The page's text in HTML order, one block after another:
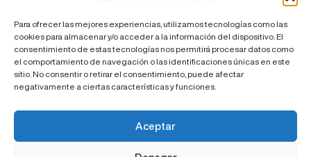
Para ofrecer las mejores experiencias, utilizamos tecnologías como las
cookies para almacenar y/o acceder a la información del dispositivo. El
consentimiento de estas tecnologías nos permitirá procesar datos como
el comportamiento de navegación o las identificaciones únicas en este
sitio. No consentir o retirar el consentimiento, puede afectar
negativamente a ciertas características y funciones.
Aceptar
©2024 Todos los derechos reservados
Aviso legal
Política de cookies
Política de privacidad